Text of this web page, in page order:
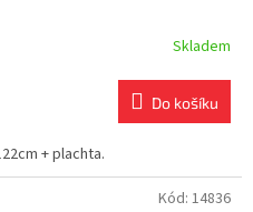
Skladem
Do košíku
+ plachta.
Kód: 14836